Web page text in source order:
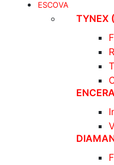
ESCOVA
TYNEX